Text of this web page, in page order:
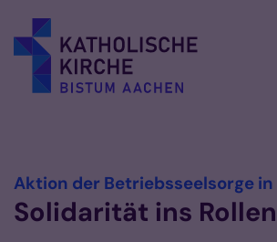
Aktion der Betriebsseelsorge in
Solidarität ins